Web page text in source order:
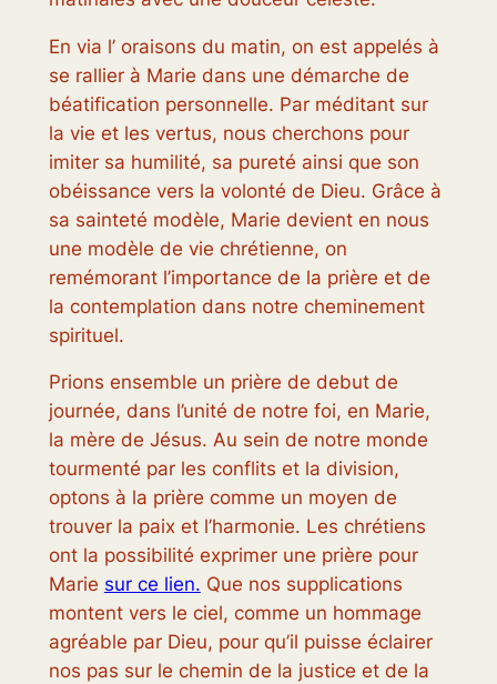
En via l’ oraisons du matin, on est appelés à
se rallier à Marie dans une démarche de
béatification personnelle. Par méditant sur
la vie et les vertus, nous cherchons pour
imiter sa humilité, sa pureté ainsi que son
obéissance vers la volonté de Dieu. Grâce à
sa sainteté modèle, Marie devient en nous
une modèle de vie chrétienne, on
remémorant l’importance de la prière et de
la contemplation dans notre cheminement
spirituel.
Prions ensemble un prière de debut de
journée, dans l’unité de notre foi, en Marie,
la mère de Jésus. Au sein de notre monde
tourmenté par les conflits et la division,
optons à la prière comme un moyen de
trouver la paix et l’harmonie. Les chrétiens
ont la possibilité exprimer une prière pour
Marie sur ce lien. Que nos supplications
montent vers le ciel, comme un hommage
agréable par Dieu, pour qu’il puisse éclairer
nos pas sur le chemin de la justice et de la